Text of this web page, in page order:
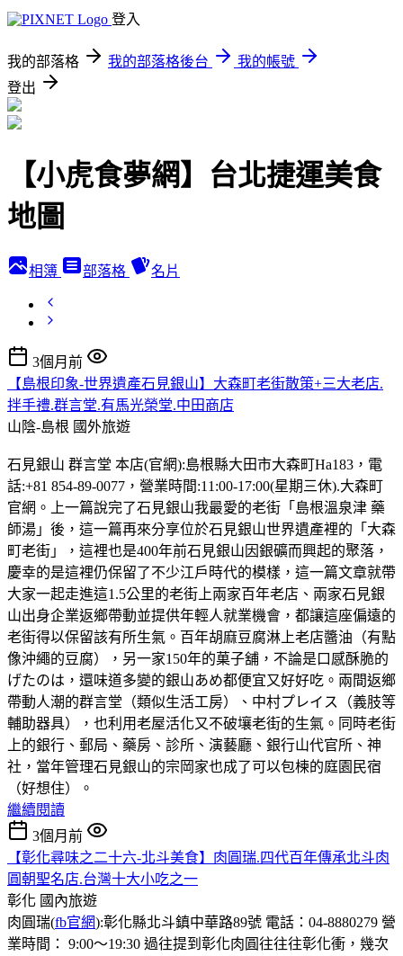
登入
我的部落格 我的部落格後台
我的帳號
登出
【小虎食夢網】台北捷運美食
地圖
相簿 部落格 名片
3個月前
【島根印象-世界遺產石見銀山】大森町老街散策+三大老店.
拌手禮.群言堂.有馬光榮堂.中田商店
山陰-島根 國外旅遊
石見銀山 群言堂 本店(官網):島根縣大田市大森町Ha183，電
話:+81 854-89-0077，營業時間:11:00-17:00(星期三休).大森町
官網。上一篇說完了石見銀山我最愛的老街「島根溫泉津 藥
師湯」後，這一篇再來分享位於石見銀山世界遺產裡的「大森
町老街」，這裡也是400年前石見銀山因銀礦而興起的聚落，
慶幸的是這裡仍保留了不少江戶時代的模樣，這一篇文章就帶
大家一起走進這1.5公里的老街上兩家百年老店、兩家石見銀
山出身企業返鄉帶動並提供年輕人就業機會，都讓這座偏遠的
老街得以保留該有所生氣。百年胡麻豆腐淋上老店醬油（有點
像沖繩的豆腐），另一家150年的菓子舖，不論是口感酥脆的
げたのは，還味道多變的銀山あめ都便宜又好好吃。兩間返鄉
帶動人潮的群言堂（類似生活工房）、中村プレイス（義肢等
輔助器具），也利用老屋活化又不破壤老街的生氣。同時老街
上的銀行、郵局、藥房、診所、演藝廳、銀行山代官所、神
社，當年管理石見銀山的宗岡家也成了可以包楝的庭園民宿
（好想住）。
繼續閱讀
3個月前
【彰化尋味之二十六-北斗美食】肉圓瑞.四代百年傳承北斗肉
圓朝聖名店.台灣十大小吃之一
彰化 國內旅遊
肉圓瑞(fb官網):彰化縣北斗鎮中華路89號 電話：04-8880279 營
業時間： 9:00～19:30 過往提到彰化肉圓往往往彰化衝，幾次